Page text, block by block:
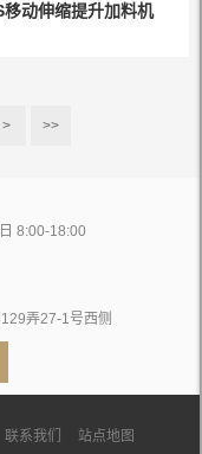
移动伸缩提升加料机
> >>
8:00-18:00
弄27-1号西侧
联系我们 站点地图